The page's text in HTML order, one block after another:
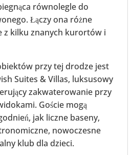
równolegle do
Łączy ona różne
z kilku znanych kurortów i
przy tej drodze jest
Suites & Villas, luksusowy
zakwaterowanie przy
Goście mogą
jak liczne baseny,
nowoczesne
klub dla dzieci.